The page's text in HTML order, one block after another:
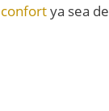
ya sea de